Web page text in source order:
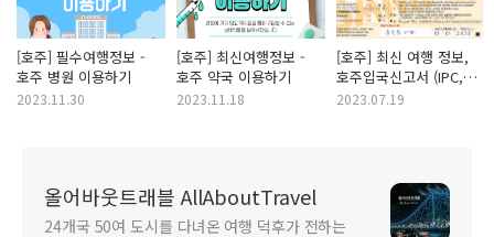
[호주] 필수여행정보 -
호주 병원 이용하기
2023.11.30
[호주] 최신여행정보 -
호주 약국 이용하기
2023.11.18
[호주] 최신 여행 정보,
호주입국신고서 (IPC,
Incoming Passenger
2023.07.19
올어바웃트래블 AllAboutTravel
24개국 50여 도시를 다녀온 여행 덕후가 전하는